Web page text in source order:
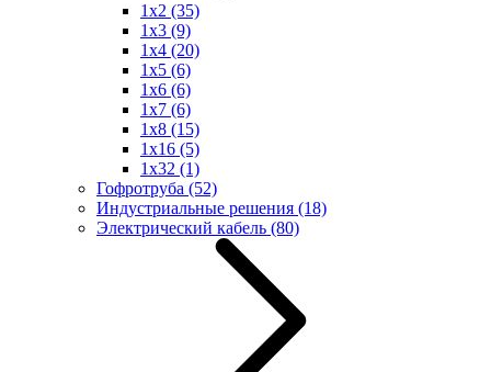
1x2 (35)
1x3 (9)
1x4 (20)
1x5 (6)
1x6 (6)
1x7 (6)
1x8 (15)
1x16 (5)
1x32 (1)
Гофротруба (52)
Индустриальные решения (18)
Электрический кабель (80)